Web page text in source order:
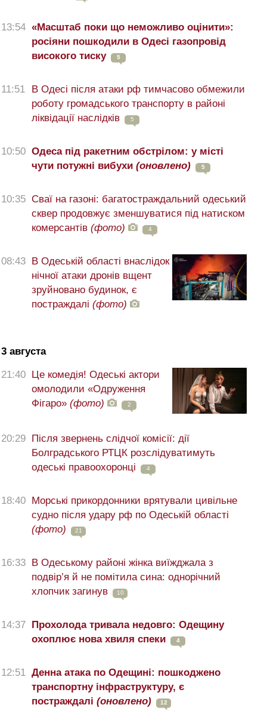
13:54 «Масштаб поки що неможливо оцінити»:
росіяни пошкодили в Одесі газопровід
високого тиску
5
11:51
В Одесі після атаки рф тимчасово обмежили
роботу громадського транспорту в районі
ліквідації наслідків
5
10:50 Одеса під ракетним обстрілом: у місті
чути потужні вибухи (оновлено) 5
10:35 Сваї на газоні: багатостраждальний одеський
сквер продовжує зменшуватися під натиском
комерсантів (фото) 4
08:43 В Одеській області внаслідок
нічної атаки дронів вщент
зруйновано будинок, є
постраждалі (фото)
3 августа
21:40 Це комедія! Одеські актори
омолодили «Одруження
Фігаро» (фото) 2
20:29 Після звернень слідчої комісії: дії
Болградського РТЦК розслідуватимуть
одеські правоохоронці
4
18:40 Морські прикордонники врятували цивільне
судно після удару рф по Одеській області
(фото)
21
16:33 В Одеському районі жінка виїжджала з
подвір’я й не помітила сина: однорічний
хлопчик загинув
10
14:37 Прохолода тривала недовго: Одещину
охоплює нова хвиля спеки
4
12:51 Денна атака по Одещині: пошкоджено
транспортну інфраструктуру, є
постраждалі (оновлено) 12